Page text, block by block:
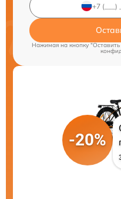
Нажимая на кнопку
-20%